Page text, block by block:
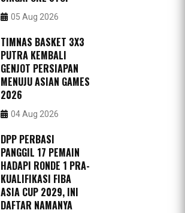
05 Aug 2026
TIMNAS BASKET 3X3
PUTRA KEMBALI
GENJOT PERSIAPAN
MENUJU ASIAN GAMES
2026
04 Aug 2026
DPP PERBASI
PANGGIL 17 PEMAIN
HADAPI RONDE 1 PRA-
KUALIFIKASI FIBA
ASIA CUP 2029, INI
DAFTAR NAMANYA